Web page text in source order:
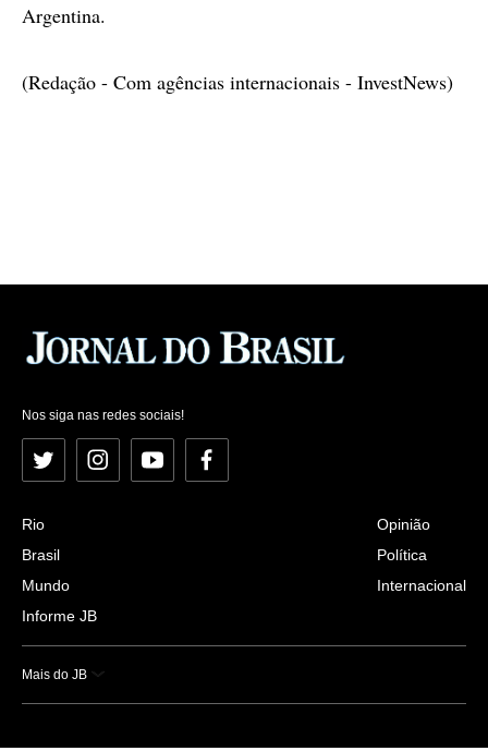
Argentina.
(Redação - Com agências internacionais - InvestNews)
Nos siga nas redes sociais!
Twitter InstagramYouTubeFacebook
Rio
Brasil
Mundo
Informe JB
Opinião
Política
Internacional
Mais do JB
Esportes